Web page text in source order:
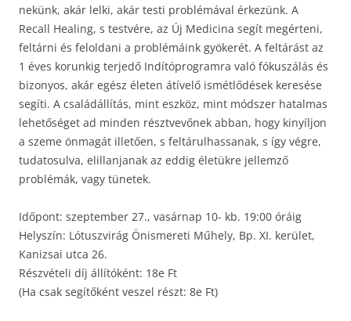
nekünk, akár lelki, akár testi problémával érkezünk. A
Recall Healing, s testvére, az Új Medicina segít megérteni,
feltárni és feloldani a problémáink gyökerét. A feltárást az
1 éves korunkig terjedő Indítóprogramra való fókuszálás és
bizonyos, akár egész életen átívelő ismétlődések keresése
segíti. A családállítás, mint eszköz, mint módszer hatalmas
lehetőséget ad minden résztvevőnek abban, hogy kinyíljon
a szeme önmagát illetően, s feltárulhassanak, s így végre,
tudatosulva, elillanjanak az eddig életükre jellemző
problémák, vagy tünetek.
Időpont: szeptember 27., vasárnap 10- kb. 19:00 óráig
Helyszín: Lótuszvirág Önismereti Műhely, Bp. XI. kerület,
Kanizsai utca 26.
Részvételi díj állítóként: 18e Ft
(Ha csak segítőként veszel részt: 8e Ft)